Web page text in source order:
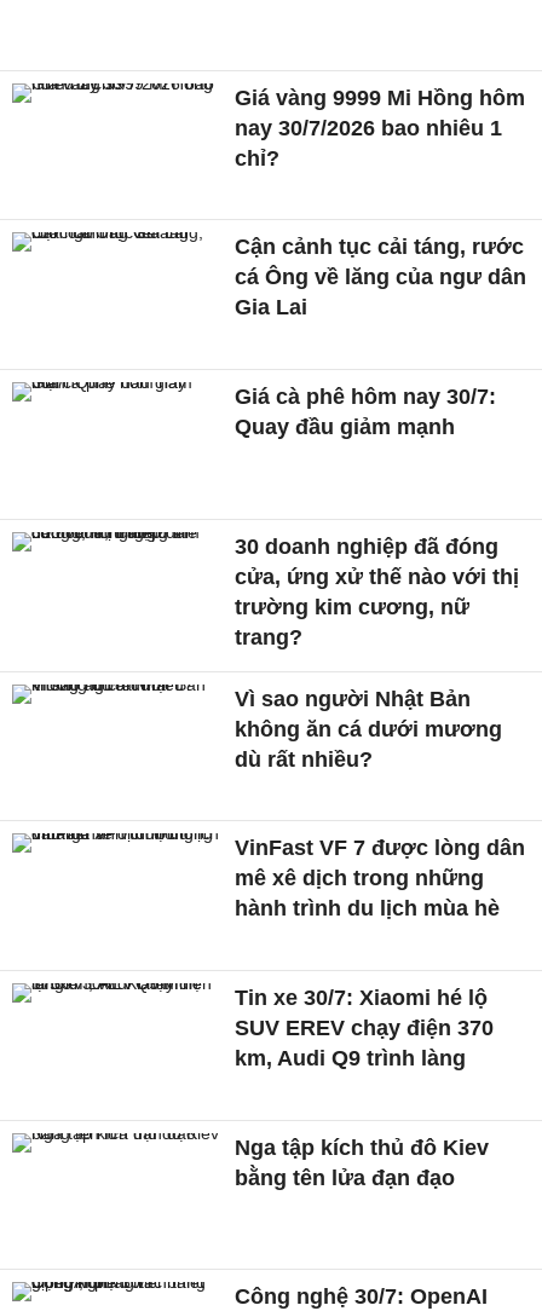
Giá vàng 9999 Mi Hồng hôm
nay 30/7/2026 bao nhiêu 1
chỉ?
Cận cảnh tục cải táng, rước
cá Ông về lăng của ngư dân
Gia Lai
Giá cà phê hôm nay 30/7:
Quay đầu giảm mạnh
30 doanh nghiệp đã đóng
cửa, ứng xử thế nào với thị
trường kim cương, nữ
trang?
Vì sao người Nhật Bản
không ăn cá dưới mương
dù rất nhiều?
VinFast VF 7 được lòng dân
mê xê dịch trong những
hành trình du lịch mùa hè
Tin xe 30/7: Xiaomi hé lộ
SUV EREV chạy điện 370
km, Audi Q9 trình làng
Nga tập kích thủ đô Kiev
bằng tên lửa đạn đạo
Công nghệ 30/7: OpenAI